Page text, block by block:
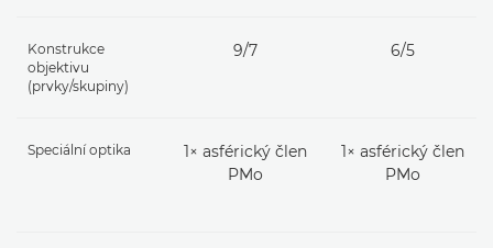
Konstrukce
objektivu
(prvky/skupiny)
9/7 6/5
Speciální optika
1× asférický člen
PMo
1× asférický člen
PMo